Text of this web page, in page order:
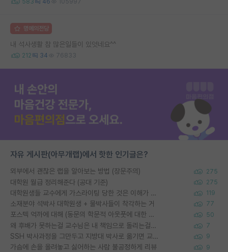
583 46 105997
명예의전당
내 석사생활 참 많은일들이 있엇네요^^
212 34 76833
자유 게시판(아무개랩)에서 핫한 인기글은?
외부에서 괜찮은 랩을 알아보는 방법 (장문주의) 275
대학원 월급 정리해준다 (공대 기준) 275
대학원생들 교수에게 가스라이팅 당한 것은 이해가 갑니다. 안타깝네요. 119
소재분야 석박사 대학원생 + 물박사들이 착각하는 거 77
포스텍 억까에 대해 (동문의 학문적 아웃풋에 대한 반박) 50
왜 후배가 못하는걸 교수님은 내 책임으로 돌리는걸까요? 7
SSH 박사과정을 그만두고 지방대 박사로 옮기면 교수의 꿈은 끝일까요? 9
가슴에 손을 올려놓고 싫어하는 사람 불공정하게 리뷰 9